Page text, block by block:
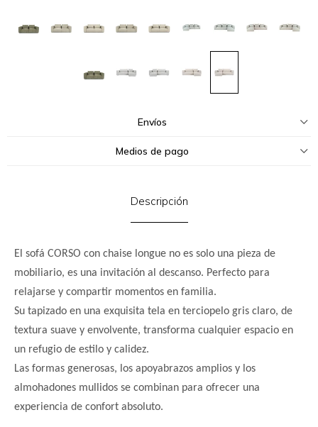
Envíos
Medios de pago
Descripción
El sofá CORSO con chaise longue no es solo una pieza de
mobiliario, es una invitación al descanso. Perfecto para
relajarse y compartir momentos en familia.
Su tapizado en una exquisita tela en terciopelo gris claro, de
textura suave y envolvente, transforma cualquier espacio en
un refugio de estilo y calidez.
Las formas generosas, los apoyabrazos amplios y los
almohadones mullidos se combinan para ofrecer una
experiencia de confort absoluto.